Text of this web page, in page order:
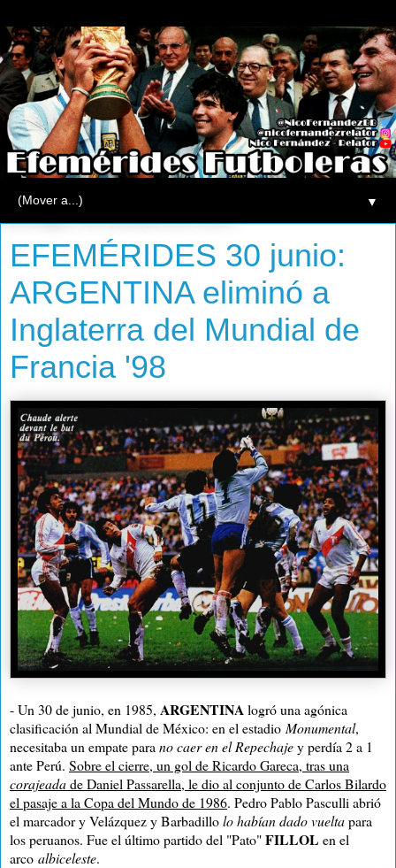
▼
domingo, 30 de junio de 2013
EFEMÉRIDES 30 junio:
ARGENTINA eliminó a
Inglaterra del Mundial de
Francia '98
- Un 30 de junio, en 1985, ARGENTINAlogró una agónica
clasificación al Mundial de México: en el estadio Monumental,
necesitaba un empate para no caer en elRepechajey perdía 2 a 1
ante Perú. Sobre el cierre, un gol de Ricardo Gareca, tras una
corajeadade Daniel Passarella, le dio al conjunto de Carlos Bilardo
el pasaje a la Copa del Mundo de 1986. Pedro Pablo Pasculli abrió
el marcador y Velázquez y Barbadillolo habían dado vueltapara
los peruanos. Fue el último partido del "Pato"FILLOL en el
arco albiceleste.